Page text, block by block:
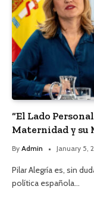
“El Lado
Maternidad y su
By Admin January 5,
Pilar Alegría es, sin
política española…